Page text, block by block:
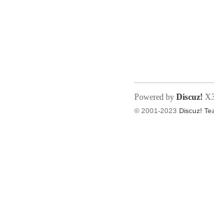
Powered by Discuz!
© 2001-2023 Discuz!